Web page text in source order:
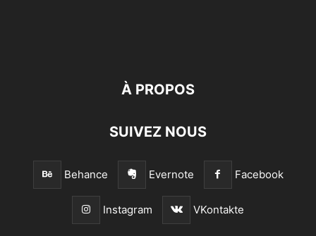
À PROPOS
SUIVEZ NOUS
Behance Evernote Facebook
Instagram VKontakte